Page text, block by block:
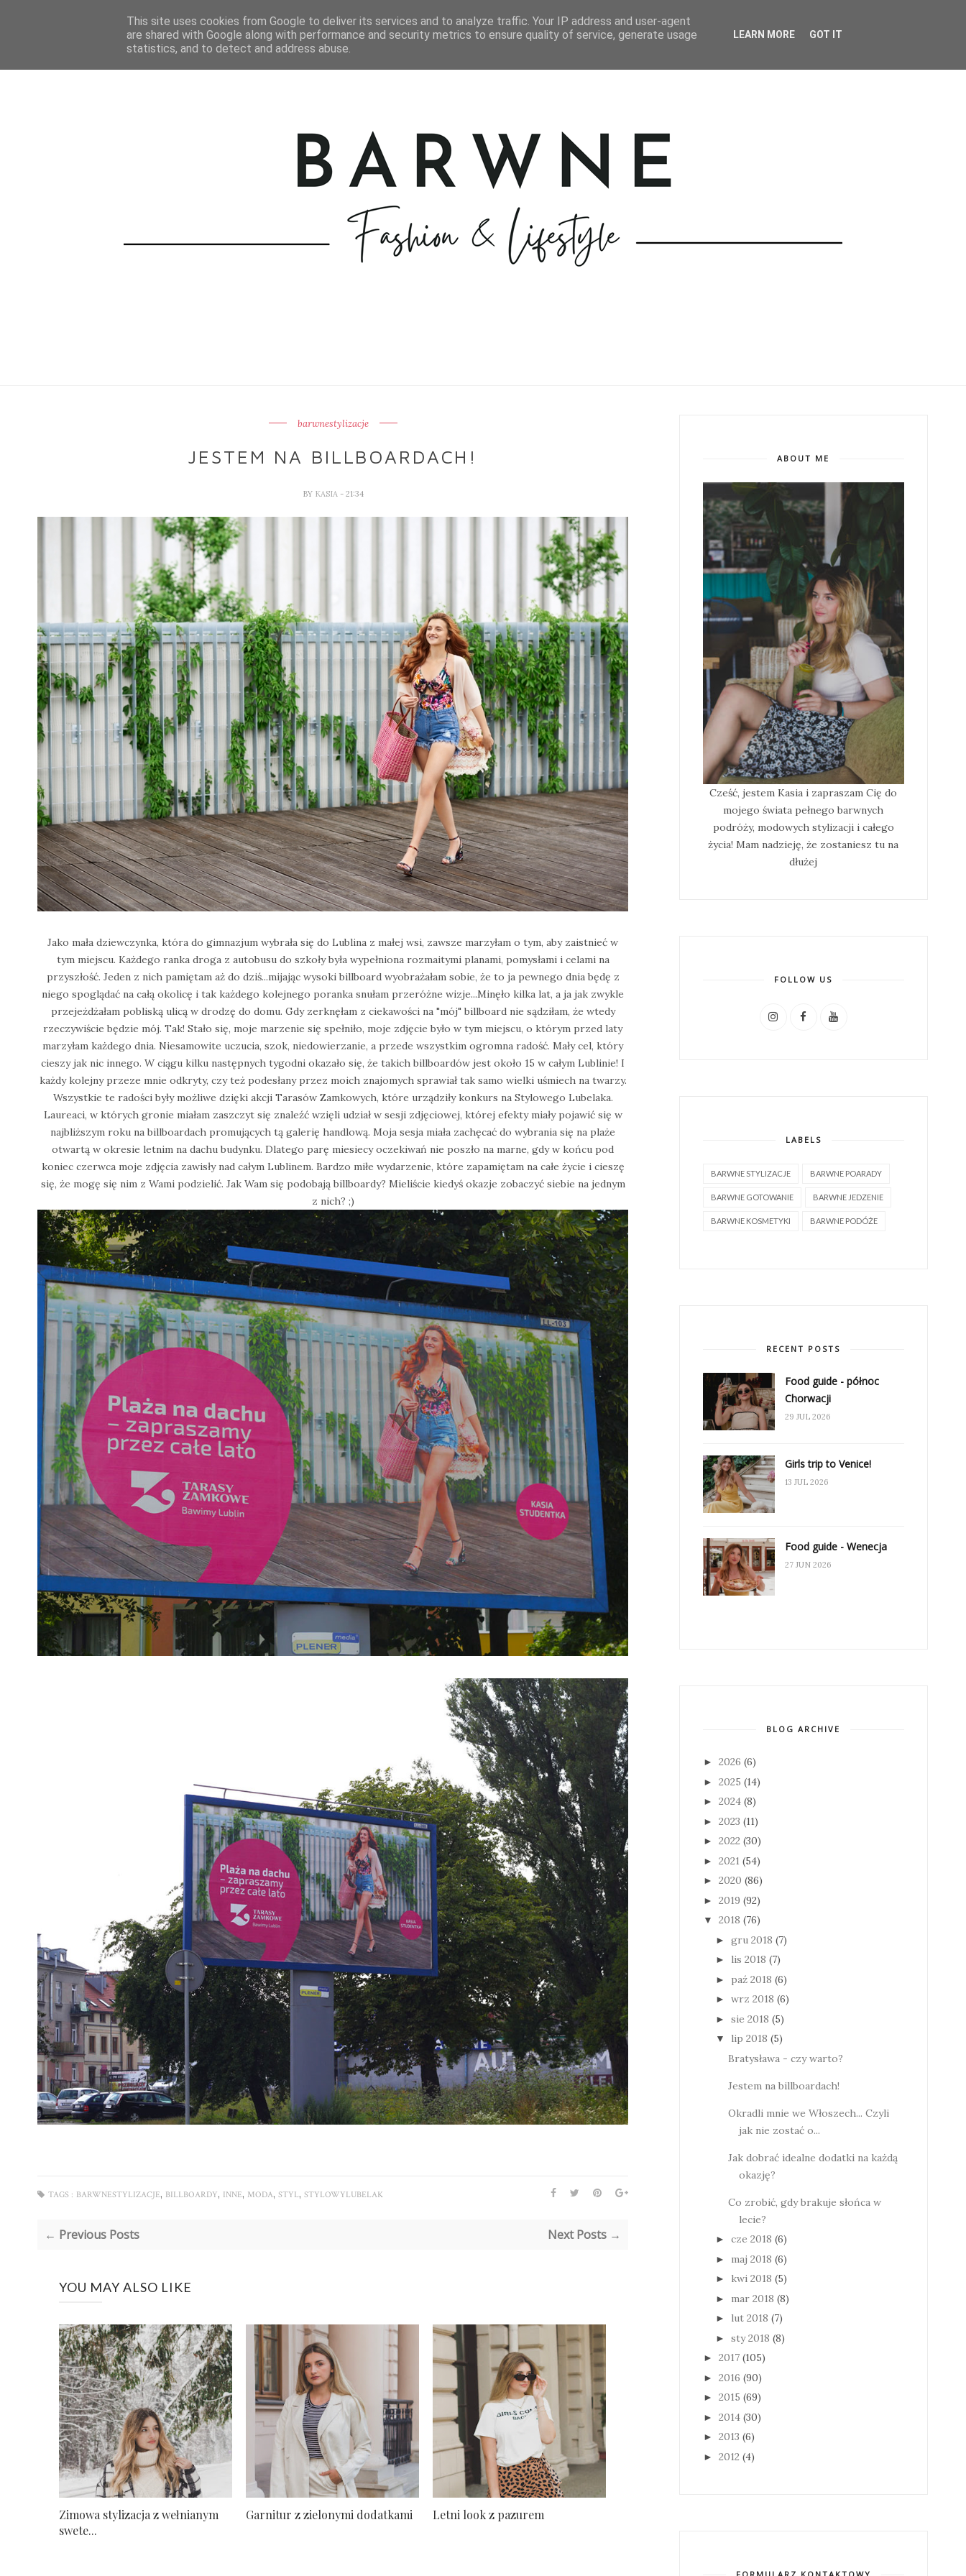
STRONA GŁÓWNA STYLIZACJE KOSMETYKI GOTOWANIE PODRÓŻE BARWNE TRAVEL
barwnestylizacje
JESTEM NA BILLBOARDACH!
BY KASIA - 21:34
Jako mała dziewczynka, która do gimnazjum wybrała się do Lublina z małej wsi, zawsze marzyłam o tym, aby zaistnieć w
tym miejscu. Każdego ranka droga z autobusu do szkoły była wypełniona rozmaitymi planami, pomysłami i celami na
przyszłość. Jeden z nich pamiętam aż do dziś...mijając wysoki billboard wyobrażałam sobie, że to ja pewnego dnia będę z
niego spoglądać na całą okolicę i tak każdego kolejnego poranka snułam przeróżne wizje...Minęło kilka lat, a ja jak zwykle
przejeżdżałam pobliską ulicą w drodzę do domu. Gdy zerknęłam z ciekawości na "mój" billboard nie sądziłam, że wtedy
rzeczywiście będzie mój. Tak! Stało się, moje marzenie się spełniło, moje zdjęcie było w tym miejscu, o którym przed laty
marzyłam każdego dnia. Niesamowite uczucia, szok, niedowierzanie, a przede wszystkim ogromna radość. Mały cel, który
cieszy jak nic innego. W ciągu kilku następnych tygodni okazało się, że takich billboardów jest około 15 w całym Lublinie! I
każdy kolejny przeze mnie odkryty, czy też podesłany przez moich znajomych sprawiał tak samo wielki uśmiech na twarzy.
Wszystkie te radości były możliwe dzięki akcji Tarasów Zamkowych, które urządziły konkurs na Stylowego Lubelaka.
Laureaci, w których gronie miałam zaszczyt się znaleźć wzięli udział w sesji zdjęciowej, której efekty miały pojawić się w
najbliższym roku na billboardach promujących tą galerię handlową. Moja sesja miała zachęcać do wybrania się na plaże
otwartą w okresie letnim na dachu budynku. Dlatego parę miesiecy oczekiwań nie poszło na marne, gdy w końcu pod
koniec czerwca moje zdjęcia zawisły nad całym Lublinem. Bardzo miłe wydarzenie, które zapamiętam na całe życie i cieszę
się, że mogę się nim z Wami podzielić. Jak Wam się podobają billboardy? Mieliście kiedyś okazje zobaczyć siebie na jednym
z nich? ;)
TAGS : BARWNESTYLIZACJE, BILLBOARDY, INNE, MODA, STYL, STYLOWYLUBELAK
← Previous Posts Next Posts →
YOU MAY ALSO LIKE
Zimowa stylizacja z wełnianym
swete...
Garnitur z zielonymi dodatkami Letni look z pazurem
ABOUT ME
Cześć, jestem Kasia i zapraszam Cię do
mojego świata pełnego barwnych
podróży, modowych stylizacji i całego
życia! Mam nadzieję, że zostaniesz tu na
dłużej
FOLLOW US
LABELS
BARWNE STYLIZACJE BARWNE POARADY
BARWNE GOTOWANIE BARWNE JEDZENIE
BARWNE KOSMETYKI BARWNE PODÓŻE
RECENT POSTS
Food guide - północ
Chorwacji
29 JUL 2026
Girls trip to Venice!
13 JUL 2026
Food guide - Wenecja
27 JUN 2026
BLOG ARCHIVE
► 2026 (6)
► 2025 (14)
► 2024 (8)
► 2023 (11)
► 2022 (30)
► 2021 (54)
► 2020 (86)
► 2019 (92)
▼ 2018 (76)
► gru 2018 (7)
► lis 2018 (7)
► paź 2018 (6)
► wrz 2018 (6)
► sie 2018 (5)
▼ lip 2018 (5)
Bratysława - czy warto?
Jestem na billboardach!
Okradli mnie we Włoszech... Czyli
jak nie zostać o...
Jak dobrać idealne dodatki na każdą
okazję?
Co zrobić, gdy brakuje słońca w
lecie?
► cze 2018 (6)
► maj 2018 (6)
► kwi 2018 (5)
► mar 2018 (8)
► lut 2018 (7)
► sty 2018 (8)
► 2017 (105)
► 2016 (90)
► 2015 (69)
► 2014 (30)
► 2013 (6)
► 2012 (4)
This site uses cookies from Google to deliver its services and to analyze traffic. Your IP address and user-agent
are shared with Google along with performance and security metrics to ensure quality of service, generate usage
statistics, and to detect and address abuse.
LEARN MORE GOT IT